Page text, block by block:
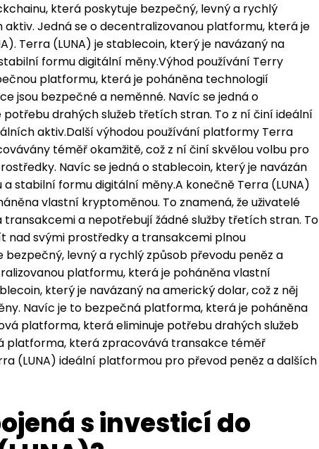
která poskytuje bezpečný, levný a rychlý
Jedná se o decentralizovanou platformu, která je
Terra (LUNA) je stablecoin, který je navázaný na
formu digitální měny.Výhod používání Terry
platformu, která je poháněna technologií
jsou bezpečné a neměnné. Navíc se jedná o
drahých služeb třetích stran. To z ní činí ideální
aktiv.Další výhodou používání platformy Terra
téměř okamžitě, což z ní činí skvělou volbu pro
Navíc se jedná o stablecoin, který je navázán
stabilní formu digitální měny.A konečně Terra (LUNA)
vlastní kryptoměnou. To znamená, že uživatelé
a nepotřebují žádné služby třetích stran. To
nad svými prostředky a transakcemi plnou
bezpečný, levný a rychlý způsob převodu peněz a
platformu, která je poháněna vlastní
který je navázaný na americký dolar, což z něj
Navíc je to bezpečná platforma, která je poháněna
platforma, která eliminuje potřebu drahých služeb
platforma, která zpracovává transakce téměř
(LUNA) ideální platformou pro převod peněz a dalších
s investicí do